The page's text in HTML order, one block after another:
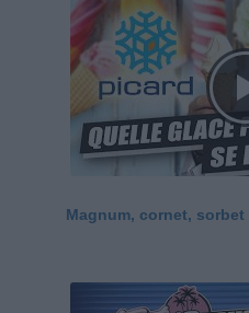
Magnum, cornet,